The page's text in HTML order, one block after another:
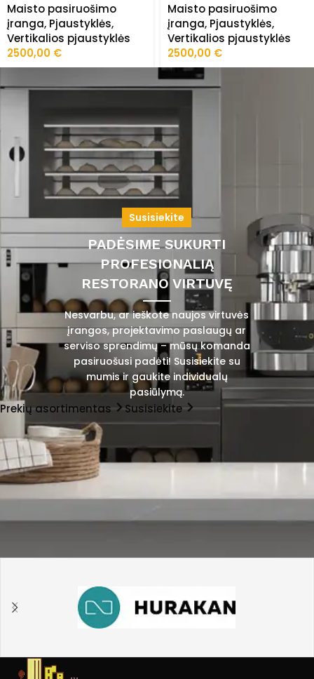
Maisto pasiruošimo
įranga, Pjaustyklės,
Vertikalios pjaustyklės
2500,00 €
Maisto pasiruošimo
įranga, Pjaustyklės,
Vertikalios pjaustyklės
2500,00 €
Susisiekite
PADĖSIME SUKURTI
PROFESIONALIĄ
RESTORANO VIRTUVĘ
Nesvarbu, ar ieškote naujos virtuvės
įrangos, projektavimo paslaugų ar
serviso sprendimų – mūsų komanda
pasiruošusi padėti! Susisiekite su
mumis ir gaukite individualų
pasiūlymą.
Prekių asortimentas Susisiekite